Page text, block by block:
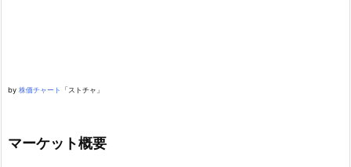
by 株価チャート 「ストチャ」
マーケット概要